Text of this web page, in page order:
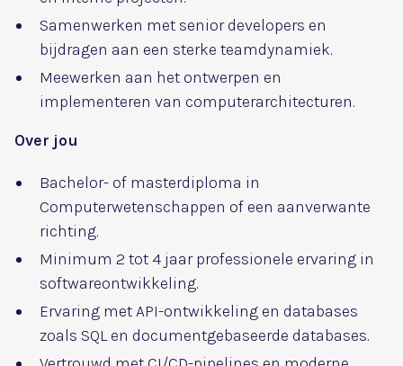
Samenwerken met senior developers en
bijdragen aan een sterke teamdynamiek.
Meewerken aan het ontwerpen en
implementeren van computerarchitecturen.
Over jou
Bachelor- of masterdiploma in
Computerwetenschappen of een aanverwante
richting.
Minimum 2 tot 4 jaar professionele ervaring in
softwareontwikkeling.
Ervaring met API-ontwikkeling en databases
zoals SQL en documentgebaseerde databases.